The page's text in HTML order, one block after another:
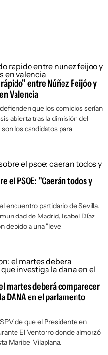
entre Núñez Feijóo y
Valencia
que los comicios serían
abierta tras la dimisión del
los candidatos para
el PSOE: "Caerán todos y
encuentro partidario de Sevilla.
de Madrid, Isabel Díaz
debido a una "leve
martes deberá comparecer
DANA en el parlamento
de que el Presidente en
El Ventorro donde almorzó
Maribel Vilaplana.